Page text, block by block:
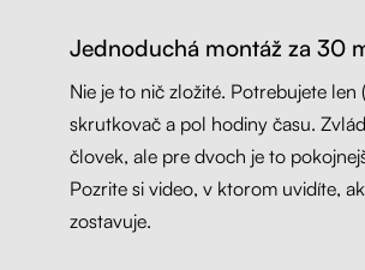
Jednoduchá montáž za 30
Nie je to nič zložité. Potrebujete len
skrutkovač a pol hodiny času.
človek, ale pre dvoch je to
Pozrite si video, v ktorom uvidíte,
zostavuje.